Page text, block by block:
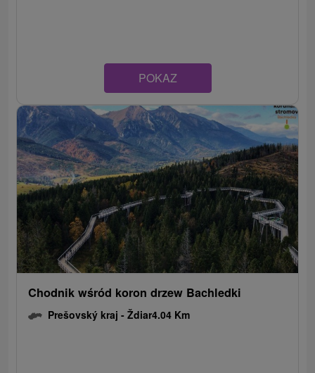
POKAZ
Chodnik wśród koron drzew Bachledki
Prešovský kraj -Ždiar4.04 Km